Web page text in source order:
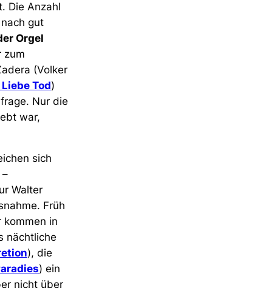
Die Anzahl
gut
Orgel
zum
(Volker
Tod)
Nur die
war,
sich
Walter
Früh
kommen in
nächtliche
), die
) ein
nicht über